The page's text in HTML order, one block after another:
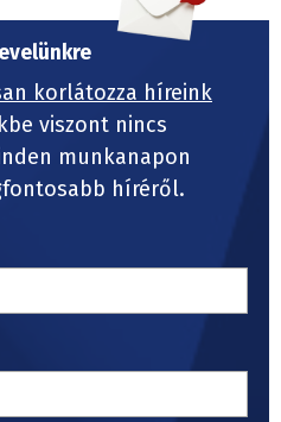
korlátozza híreink
viszont nincs
munkanapon
híréről.